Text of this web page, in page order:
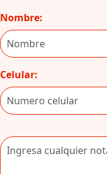
Nombre:
Celular: